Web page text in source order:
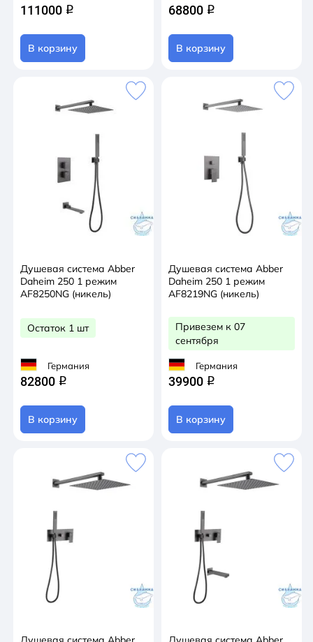
111000 q
В корзину
68800 q
В корзину
Душевая система Abber
Daheim 250 1 режим
AF8250NG (никель)
Остаток 1 шт
Германия
82800 q
В корзину
Душевая система Abber
Daheim 250 1 режим
AF8219NG (никель)
Привезем к 07
сентября
Германия
39900 q
В корзину